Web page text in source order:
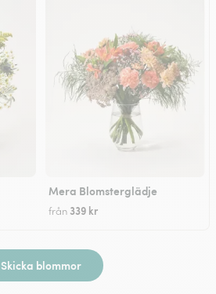
Mera Blomsterglädje
från 339 kr
Skicka blommor